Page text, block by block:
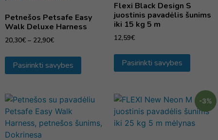
Petnešos Petsafe Easy
Walk Deluxe Harness
20,30€ – 22,90€
Pasirinkti savybes
Flexi Black Design S
juostinis pavadėlis šunims
iki 15 kg 5 m
12,59€
Pasirinkti savybes
-3%